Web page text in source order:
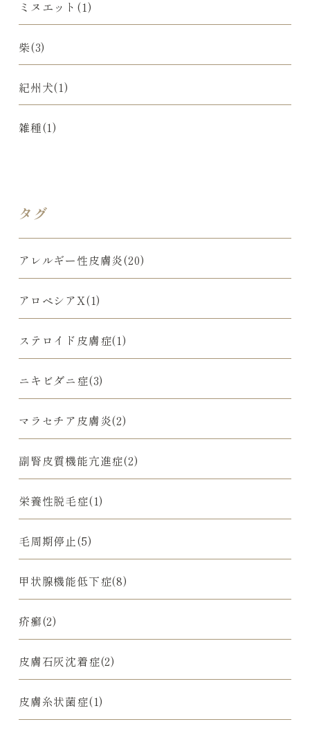
ミヌエット(1)
柴(3)
紀州犬(1)
雑種(1)
タグ
アレルギー性皮膚炎(20)
アロペシアX(1)
ステロイド皮膚症(1)
ニキビダニ症(3)
マラセチア皮膚炎(2)
副腎皮質機能亢進症(2)
栄養性脱毛症(1)
毛周期停止(5)
甲状腺機能低下症(8)
疥癬(2)
皮膚石灰沈着症(2)
皮膚糸状菌症(1)